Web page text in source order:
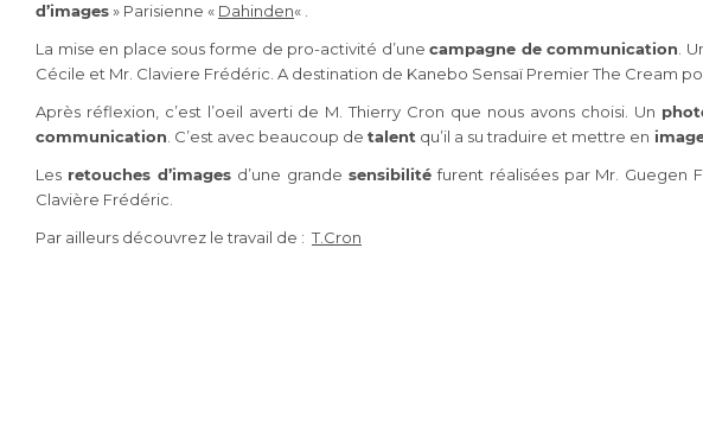
d’images» Parisienne « Dahinden« .
La mise en place sous forme de pro-activité d’unecampagne de communication .
Cécile et Mr. Claviere Frédéric. A destination de Kanebo Sensaï Premier The Cream
Après réflexion, c’est l’oeil averti de M. Thierry Cron que nous avons choisi. Un
communication. C’est avec beaucoup de talent qu’il a su traduire et mettre en
Les retouches d’imagesd’une grande sensibilitéfurent réalisées par Mr. Guegen
Clavière Frédéric.
Par ailleurs découvrez le travail de :T.Cron